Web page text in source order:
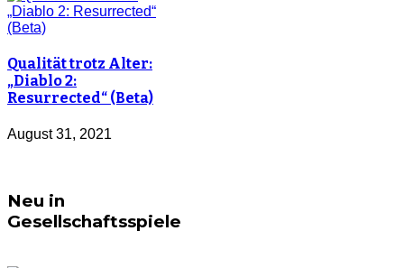
Qualität trotz Alter:
„Diablo 2:
Resurrected“ (Beta)
August 31, 2021
Neu in
Gesellschaftsspiele